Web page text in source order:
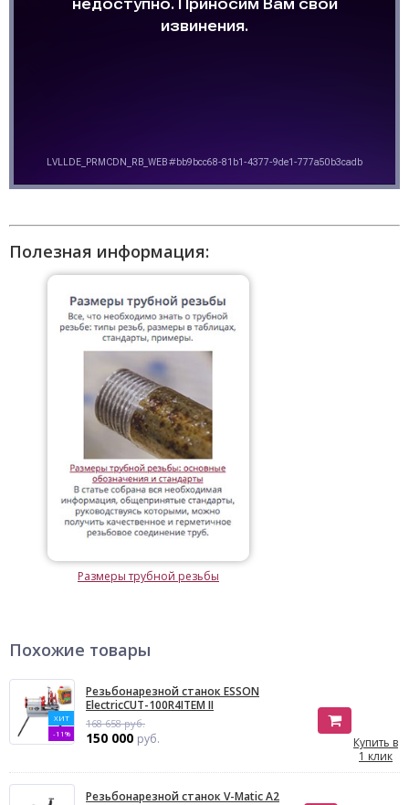
Полезная информация:
Размеры трубной резьбы
Похожие товары
ХИТ
-11%
Резьбонарезной станок ESSON
ElectricCUT-100R4ITEM II
168 658 руб.
150 000 руб.
Купить в
1 клик
Резьбонарезной станок V-Matic A2